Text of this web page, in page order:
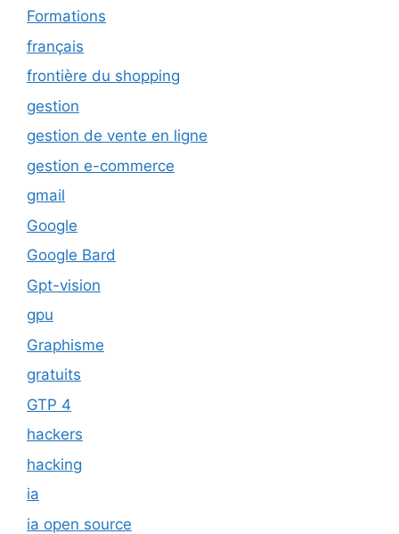
Formations
français
frontière du shopping
gestion
gestion de vente en ligne
gestion e-commerce
gmail
Google
Google Bard
Gpt-vision
gpu
Graphisme
gratuits
GTP 4
hackers
hacking
ia
ia open source